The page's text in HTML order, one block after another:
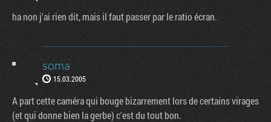
ha non j'ai rien dit, mais il faut passer par le ratio écran.
soma
15.03.2005
A part cette caméra qui bouge bizarrement lors de certains virages
(et qui donne bien la gerbe) c'est du tout bon.